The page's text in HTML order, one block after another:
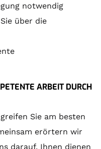
notwendig
über die
ARBEIT DURCH
Sie am besten
erörtern wir
darauf, Ihnen dienen